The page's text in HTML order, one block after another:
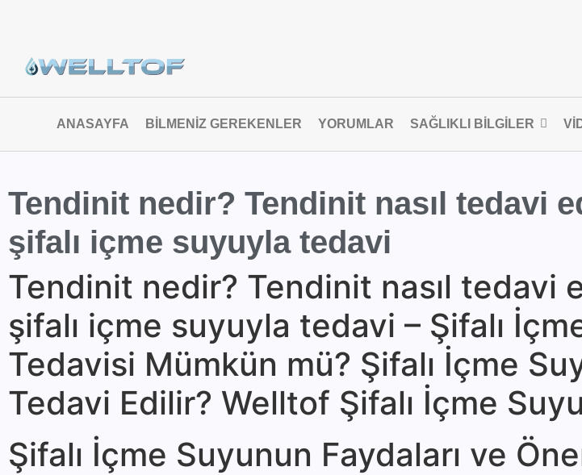
ANASAYFA BILMENIZ GEREKENLER YORUMLAR SAĞLIKLI BILGILER
Tendinit nedir? Tendinit nasıl tedavi
şifalı içme suyuyla tedavi
Tendinit nedir? Tendinit nasıl tedavi
şifalı içme suyuyla tedavi – Şifalı
Tedavisi Mümkün mü? Şifalı İçme
Tedavi Edilir? Welltof Şifalı İçme Suyu
Şifalı İçme Suyunun Faydaları ve